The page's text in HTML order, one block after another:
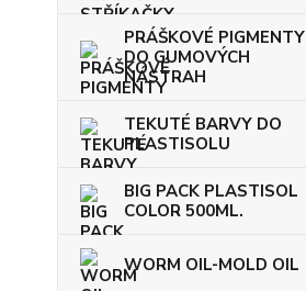
PRÁŠKOVÉ PIGMENTY
DO GUMOVÝCH
NÁSTRAH
TEKUTÉ BARVY DO
PLASTISOLU
BIG PACK PLASTISOL
COLOR 500ML.
WORM OIL-MOLD OIL